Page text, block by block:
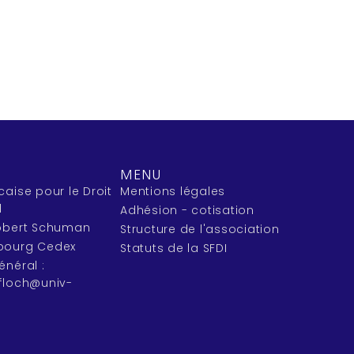
pour le Droit
Schuman
Cedex
:
MENU
Mentions légales
Adhésion - cotisation
Structure de l'association
Statuts de la SFDI